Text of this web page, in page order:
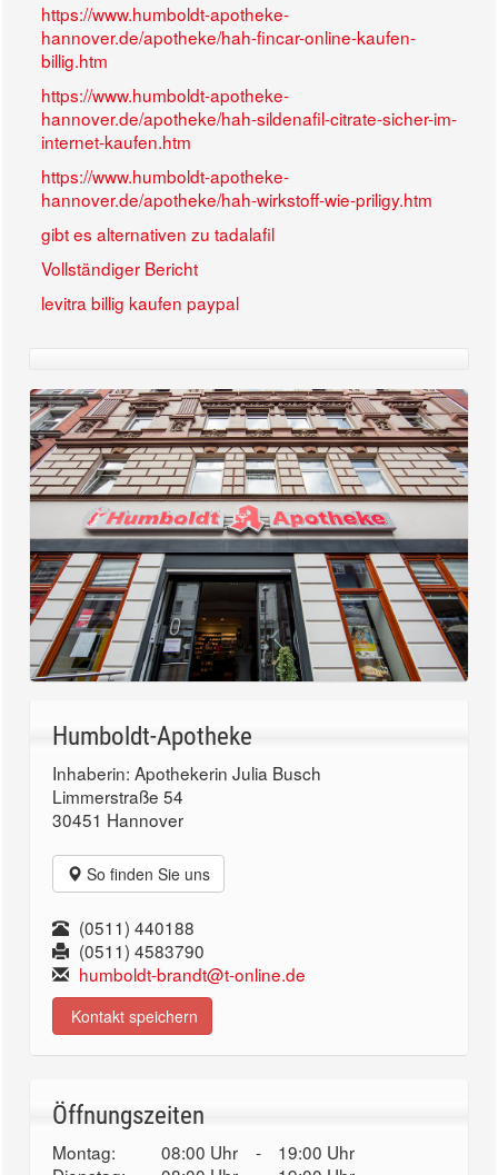
https://www.humboldt-apotheke-
hannover.de/apotheke/hah-fincar-online-kaufen-
billig.htm
https://www.humboldt-apotheke-
hannover.de/apotheke/hah-sildenafil-citrate-sicher-im-
internet-kaufen.htm
https://www.humboldt-apotheke-
hannover.de/apotheke/hah-wirkstoff-wie-priligy.htm
gibt es alternativen zu tadalafil
Vollständiger Bericht
levitra billig kaufen paypal
Humboldt-Apotheke
Inhaberin: Apothekerin Julia Busch
Limmerstraße 54
30451 Hannover
So finden Sie uns
(0511) 440188
(0511) 4583790
humboldt-brandt@t-online.de
Kontakt speichern
Öffnungszeiten
Montag: 08:00 Uhr -
19:00 Uhr